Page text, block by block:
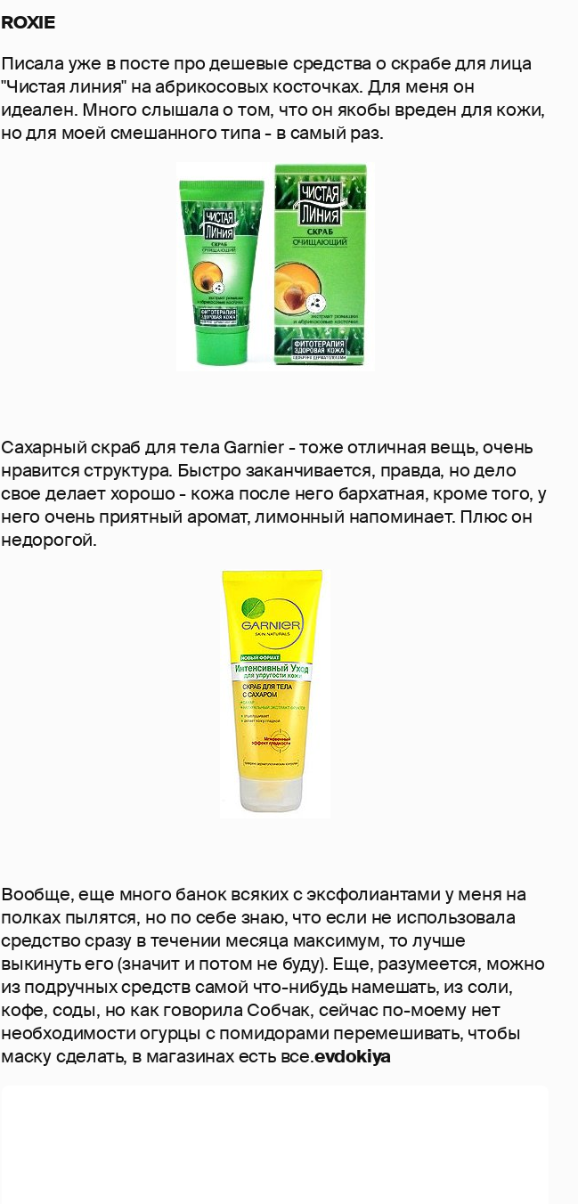
ROXIE
Писала уже в посте про дешевые средства о скрабе для лица
"Чистая линия" на абрикосовых косточках. Для меня он
идеален. Много слышала о том, что он якобы вреден для кожи,
но для моей смешанного типа - в самый раз.
Сахарный скраб для тела Garnier - тоже отличная вещь, очень
нравится структура. Быстро заканчивается, правда, но дело
свое делает хорошо - кожа после него бархатная, кроме того, у
него очень приятный аромат, лимонный напоминает. Плюс он
недорогой.
Вообще, еще много банок всяких с эксфолиантами у меня на
полках пылятся, но по себе знаю, что если не использовала
средство сразу в течении месяца максимум, то лучше
выкинуть его (значит и потом не буду). Еще, разумеется, можно
из подручных средств самой что-нибудь намешать, из соли,
кофе, соды, но как говорила Собчак, сейчас по-моему нет
необходимости огурцы с помидорами перемешивать, чтобы
маску сделать, в магазинах есть все.evdokiya